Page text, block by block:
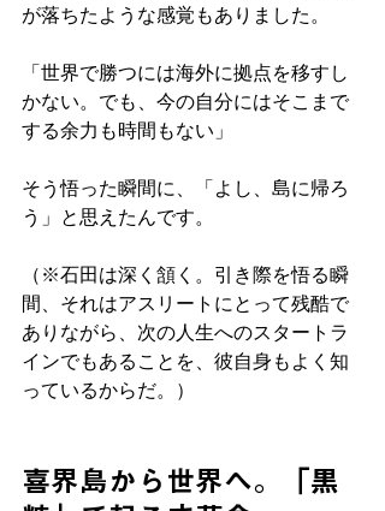
が落ちたような感覚もありました。
「世界で勝つには海外に拠点を移すし
かない。でも、今の自分にはそこまで
する余力も時間もない」
そう悟った瞬間に、「よし、島に帰ろ
う」と思えたんです。
（※石田は深く頷く。引き際を悟る瞬
間、それはアスリートにとって残酷で
ありながら、次の人生へのスタートラ
インでもあることを、彼自身もよく知
っているからだ。）
喜界島から世界へ。「黒